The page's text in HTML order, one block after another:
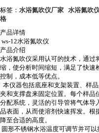
标签： 水浴氮吹仪厂家 水浴氮吹
格
产品详情
ws-12水浴氮吹仪
产品介绍
水浴氮吹仪采用认可的技术，通过
缩，使分析时间缩短，满足了快速
控制，成本低等优点。
本仪器包括底座和支架装置、样
夹和支撑盘来固定位置。每个样品
分配系统，灵活的引导管将气体导
品表面，从而使溶剂快速挥发。根
降至合适的高度。
圆形不锈钢水浴温度可调节并可以